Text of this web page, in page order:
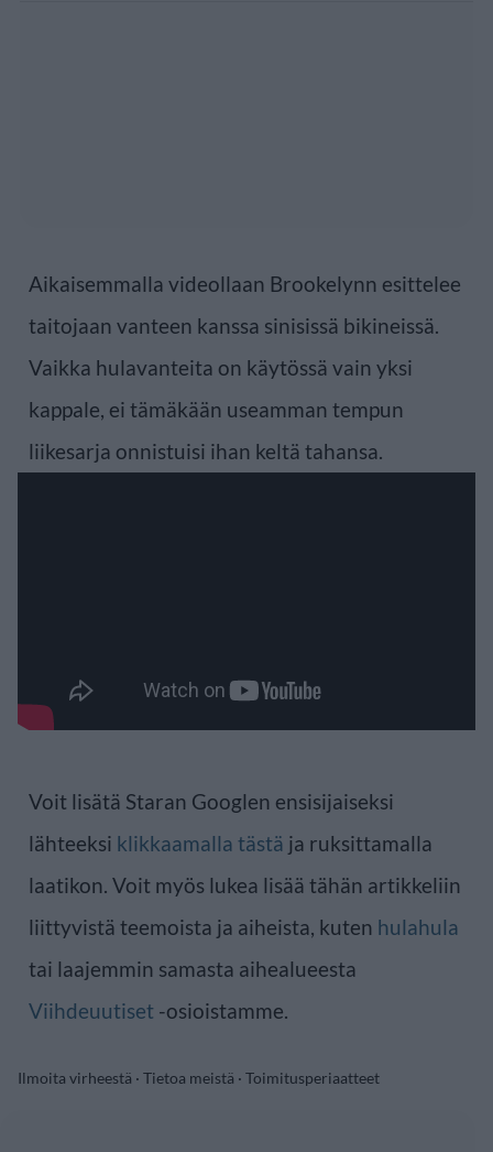
Aikaisemmalla videollaan Brookelynn esittelee
taitojaan vanteen kanssa sinisissä bikineissä.
Vaikka hulavanteita on käytössä vain yksi
kappale, ei tämäkään useamman tempun
liikesarja onnistuisi ihan keltä tahansa.
Voit lisätä Staran Googlen ensisijaiseksi
lähteeksi klikkaamalla tästä ja ruksittamalla
laatikon. Voit myös lukea lisää tähän artikkeliin
liittyvistä teemoista ja aiheista, kuten hulahula
tai laajemmin samasta aihealueesta
Viihdeuutiset -osioistamme.
Ilmoita virheestä · Tietoa meistä · Toimitusperiaatteet